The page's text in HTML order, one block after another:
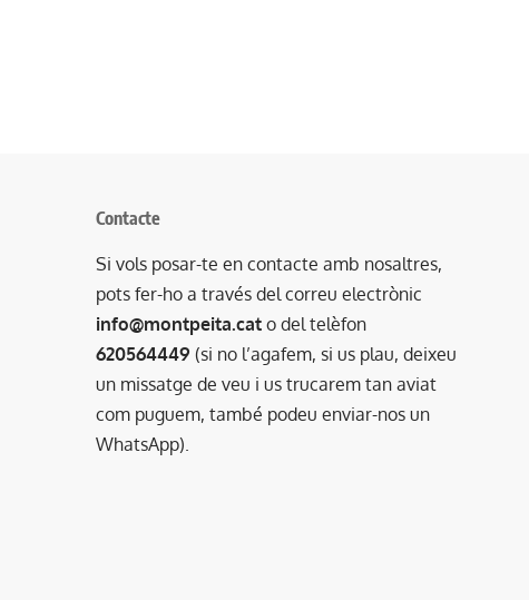
Contacte
Si vols posar-te en contacte amb nosaltres,
pots fer-ho a través del correu electrònic
info@montpeita.cat o del telèfon
620564449 (si no l’agafem, si us plau, deixeu
un missatge de veu i us trucarem tan aviat
com puguem, també podeu enviar-nos un
WhatsApp).